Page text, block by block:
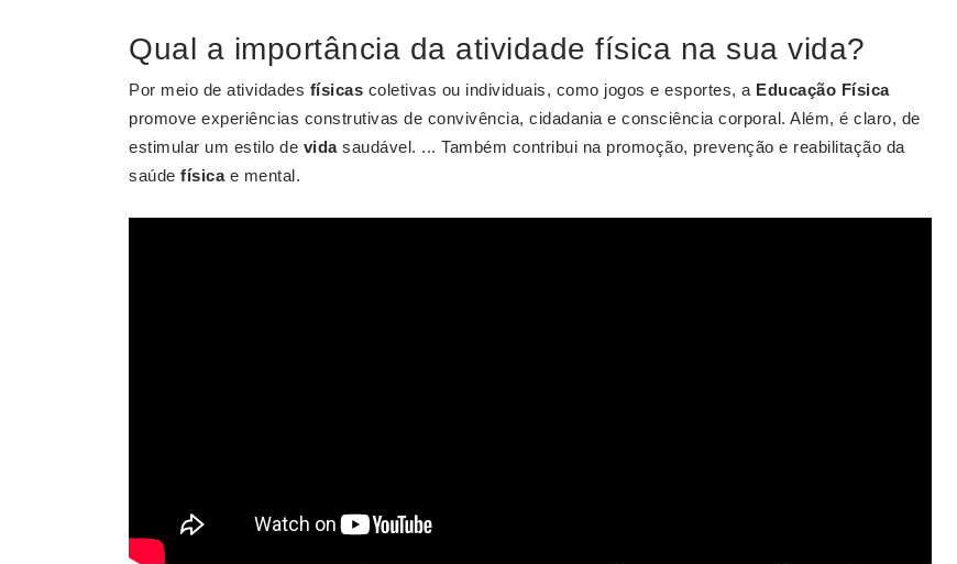
Qual a importância da atividade física na sua vida?
Por meio de atividades físicas coletivas ou individuais, como jogos e esportes, a Educação Física
promove experiências construtivas de convivência, cidadania e consciência corporal. Além, é claro, de
estimular um estilo de vidasaudável. ... Também contribui na promoção, prevenção e reabilitação da
saúde físicae mental.